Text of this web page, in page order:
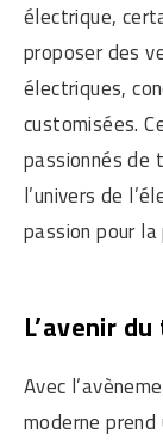
électrique,
proposer des
électriques,
customisées.
passionnés de
l’univers de
passion pour
L’avenir
Avec
moderne